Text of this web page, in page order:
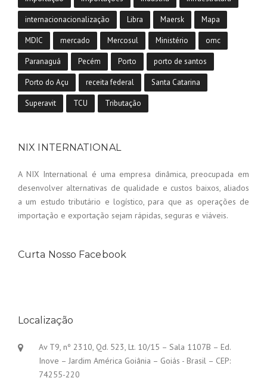
internacionacionalização Libra Maersk Mapa
MDIC mercado Mercosul Ministério omc
Paranaguá Pecém Porto porto de santos
Porto do Açu receita federal Santa Catarina
Superavit TCU Tributação
NIX INTERNATIONAL
A NIX International é uma empresa dinâmica, preocupada em
desenvolver alternativas de qualidade e custos baixos, aliados
a um estudo tributário e logístico, para que as operações de
importação e exportação sejam rápidas, seguras e viáveis.
Curta Nosso Facebook
Localização
Av T9, nº 2310, Qd. 523, Lt. 10/15 – Sala 1107B – Ed.
Inove – Jardim América Goiânia – Goiás - Brasil – CEP:
74255-220